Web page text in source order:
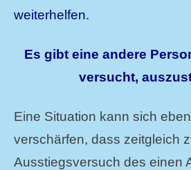
weiterhelfen.
Es gibt eine andere
versucht,
Eine Situation kann sich
verschärfen, dass zeitgleich
Ausstiegsversuch des einen